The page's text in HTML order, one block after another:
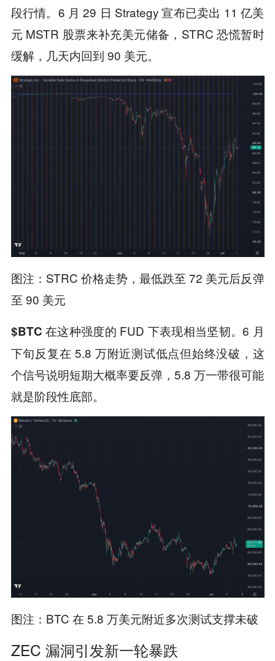
段行情。6 月 29 日 Strategy 宣布已卖出 11 亿美
元 MSTR 股票来补充美元储备，STRC 恐慌暂时
缓解，几天内回到 90 美元。
图注：STRC 价格走势，最低跌至 72 美元后反弹
至 90 美元
$BTC 在这种强度的 FUD 下表现相当坚韧。6 月
下旬反复在 5.8 万附近测试低点但始终没破，这
个信号说明短期大概率要反弹，5.8 万一带很可能
就是阶段性底部。
图注：BTC 在 5.8 万美元附近多次测试支撑未破
ZEC 漏洞引发新一轮暴跌